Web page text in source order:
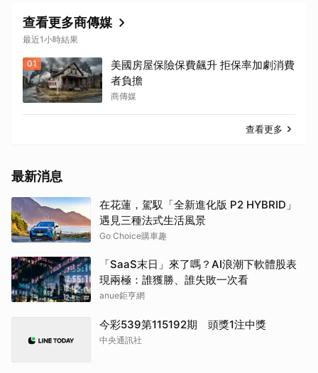
查看更多商傳媒
最近1小時結果
01
美國房屋保險保費飆升 拒保率加劇消費
者負擔
商傳媒
查看更多
最新消息
在花蓮，駕馭「全新進化版 P2 HYBRID」
遇見三種法式生活風景
Go Choice購車趣
「SaaS末日」來了嗎？AI浪潮下軟體股表
現兩極：誰獲勝、誰失敗一次看
anue鉅亨網
今彩539第115192期 頭獎1注中獎
中央通訊社